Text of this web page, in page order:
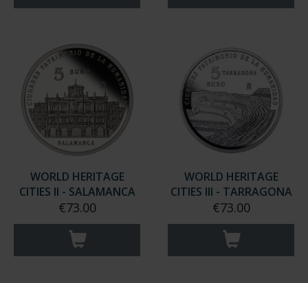
WORLD HERITAGE
CITIES II - SALAMANCA
€73.00
WORLD HERITAGE
CITIES III - TARRAGONA
€73.00